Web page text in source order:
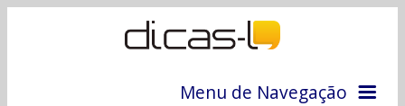
Menu de Navegação